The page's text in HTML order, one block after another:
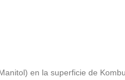
en la superficie de